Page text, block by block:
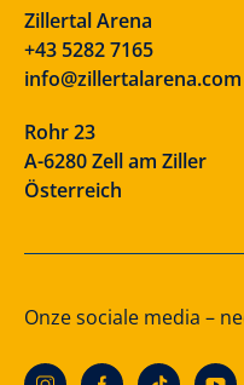
Zillertal Arena
+43 5282 7165
info@zillertalarena.com
Rohr 23
A-6280 Zell am Ziller
Österreich
Onze sociale media –